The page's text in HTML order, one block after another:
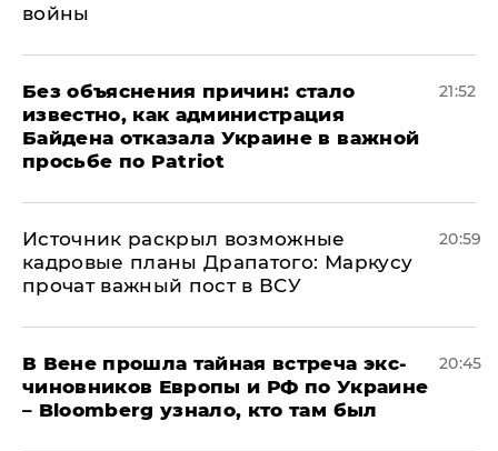
войны
Без объяснения причин: стало
известно, как администрация
Байдена отказала Украине в важной
просьбе по Patriot
21:52
​Источник раскрыл возможные
кадровые планы Драпатого: Маркусу
прочат важный пост в ВСУ
20:59
В Вене прошла тайная встреча экс-
чиновников Европы и РФ по Украине
– Bloomberg узнало, кто там был
20:45